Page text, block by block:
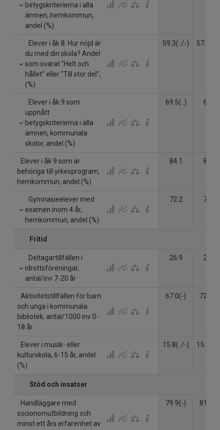
betygskriterierna i alla
ämnen, hemkommun,
andel (%)
Elever i åk 8: Hur nöjd är
du med din skola? Andel
som svarat "Helt och
hållet" eller "Till stor del",
(%)
59.3(../-)
Elever i åk 9 som
uppnått
betygskriterierna i alla
ämnen, kommunala
skolor, andel (%)
69.5(..) 67.6
Elever i åk 9 som är
behöriga till yrkesprogram,
hemkommun, andel (%)
84.1 82.3
Gymnasieelever med
examen inom 4 år,
hemkommun, andel (%)
72.2 73.3
Fritid
Deltagartillfällen i
idrottsföreningar,
antal/inv 7-20 år
26.9 28.3
Aktivitetstillfällen för barn
och unga i kommunala
bibliotek, antal/1000 inv 0-
18 år
67.0(-) 72.6(-)
Elever i musik- eller
kulturskola, 6-15 år, andel
(%)
15.8(../-)
Stöd och insatser
Handläggare med
socionomutbildning och
minst ett års erfarenhet av
79.9(-) 81.5(-)